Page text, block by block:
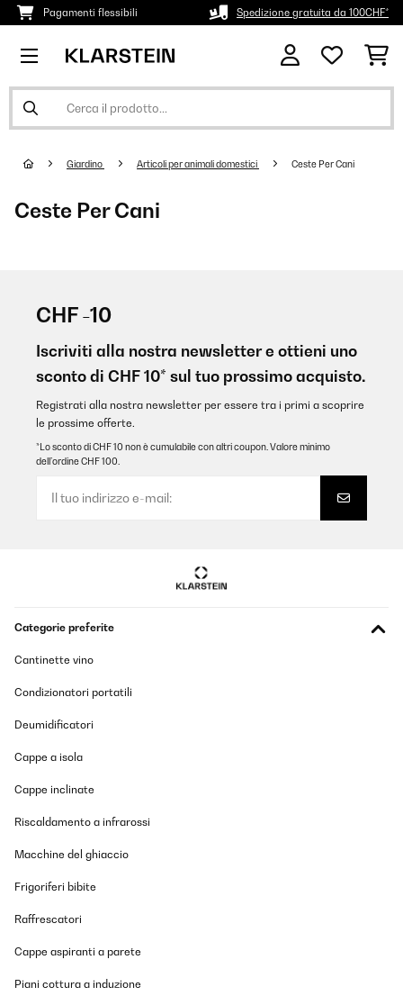
Pagamenti flessibili Spedizione gratuita da 100CHF*
Giardino Articoli per animali domestici Ceste Per Cani
Ceste Per Cani
CHF -10
Iscriviti alla nostra newsletter e ottieni uno
sconto di CHF 10* sul tuo prossimo acquisto.
Registrati alla nostra newsletter per essere tra i primi a scoprire
le prossime offerte.
*Lo sconto di CHF 10 non è cumulabile con altri coupon. Valore minimo
dell’ordine CHF 100.
Categorie preferite
Cantinette vino
Condizionatori portatili
Deumidificatori
Cappe a isola
Cappe inclinate
Riscaldamento a infrarossi
Macchine del ghiaccio
Frigoriferi bibite
Raffrescatori
Cappe aspiranti a parete
Piani cottura a induzione